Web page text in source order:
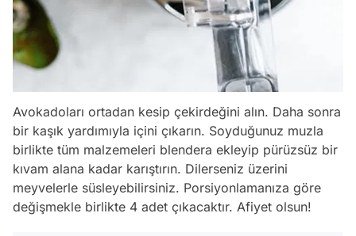
Avokadoları ortadan kesip çekirdeğini alın. Daha sonra
bir kaşık yardımıyla içini çıkarın. Soyduğunuz muzla
birlikte tüm malzemeleri blendera ekleyip pürüzsüz bir
kıvam alana kadar karıştırın. Dilerseniz üzerini
meyvelerle süsleyebilirsiniz. Porsiyonlamanıza göre
değişmekle birlikte 4 adet çıkacaktır. Afiyet olsun!